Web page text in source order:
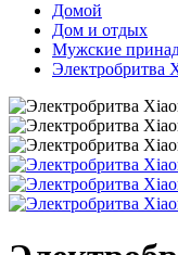
Домой
Дом и отдых
Мужские
Электробритва